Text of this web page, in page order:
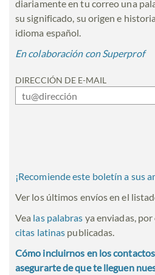
diariamente en tu correo una
su significado, su origen e
idioma español.
En colaboración con Superprof
DIRECCIÓN DE E-MAIL
¡Recomiende este boletín a sus
Ver los últimos envíos en el
Vea las palabras ya enviadas,
citas latinas publicadas.
Cómo incluirnos en los
asegurarte de que te lleguen